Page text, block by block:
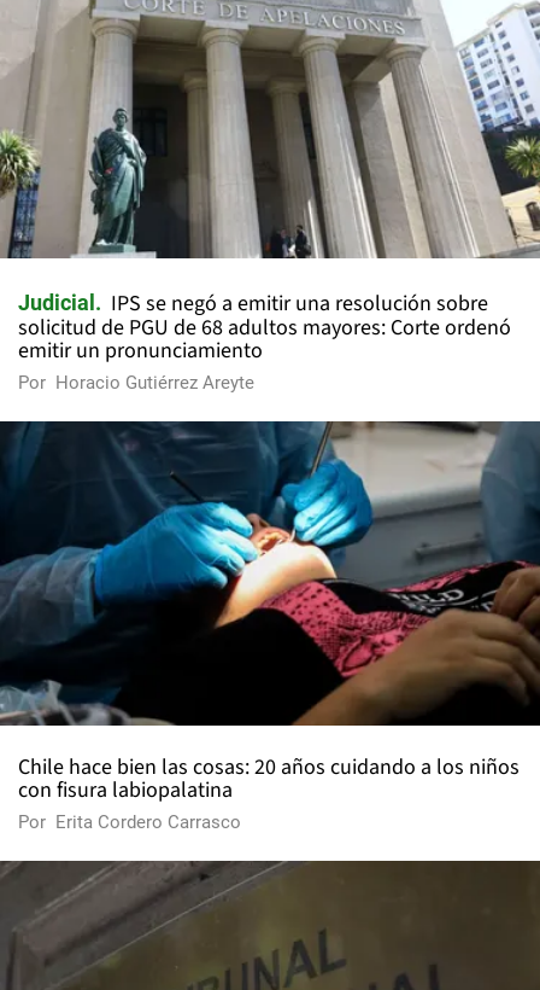
Judicial
IPS se negó a emitir una resolución sobre
solicitud de PGU de 68 adultos mayores: Corte ordenó
emitir un pronunciamiento
Por Horacio Gutiérrez Areyte
Chile hace bien las cosas: 20 años cuidando a los niños
con fisura labiopalatina
Por Erita Cordero Carrasco